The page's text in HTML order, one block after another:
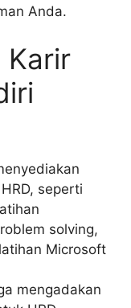
Anda.
Karir
seperti
solving,
Microsoft
mengadakan